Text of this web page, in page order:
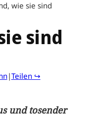
wie sie sind
sind
|Teilen ↪
und tosender